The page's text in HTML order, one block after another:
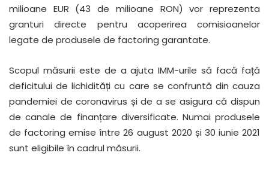
milioane EUR (43 de milioane RON) vor reprezenta
granturi directe pentru acoperirea comisioanelor
legate de produsele de factoring garantate.
Scopul măsurii este de a ajuta IMM-urile să facă față
deficitului de lichidități cu care se confruntă din cauza
pandemiei de coronavirus și de a se asigura că dispun
de canale de finanțare diversificate. Numai produsele
de factoring emise între 26 august 2020 și 30 iunie 2021
sunt eligibile în cadrul măsurii.